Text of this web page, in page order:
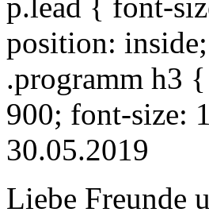
position:
.programm h3
900; font-size:
30.05.2019
Liebe Freunde